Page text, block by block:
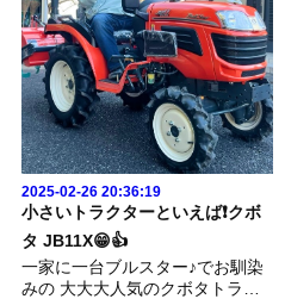
2025-02-26 20:36:19
小さいトラクターといえば❗️クボ
タ JB11X😁👍
一家に一台ブルスター♪でお馴染
みの 大大大人気のクボタトラク